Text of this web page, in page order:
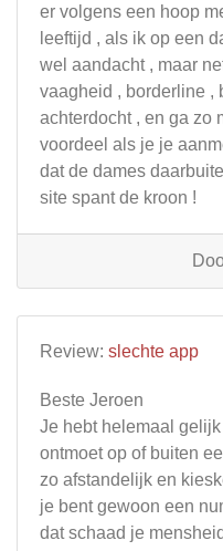
er volgens een hoop
leeftijd , als ik op een
wel aandacht , maar
vaagheid , borderline ,
achterdocht , en ga zo
voordeel als je je
dat de dames
site spant de kroon !
Review: slechte app
Beste Jeroen
Je hebt helemaal
ontmoet op of buiten
zo afstandelijk en
je bent gewoon een
dat schaad je